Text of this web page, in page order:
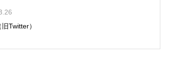
Twitter）